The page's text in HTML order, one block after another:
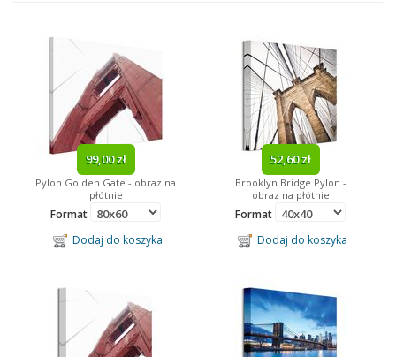
Ramki
Obrazy
Obrazy Na Płótnie
Kalendarze
Gadżety
Mickey Mouse
obraz na drewnie
piłka nożna abstrakcja
filmowe
obraz na drewnie
lustra w ramie James Bond
sport
Barcelona
Arsenal Ronaldo
trójwymiarowe
99,00 zł
Pylon Golden Gate - obraz na
płótnie
Format
Dodaj do koszyka
52,60 zł
Brooklyn Bridge Pylon -
obraz na płótnie
Format
Dodaj do koszyka